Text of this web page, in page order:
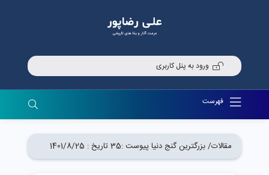
ورود به پنل کاربری
فهرست
مقالات/ بزرگترین گنج دنیا پیوست :35 تاریخ : 1401/8/25